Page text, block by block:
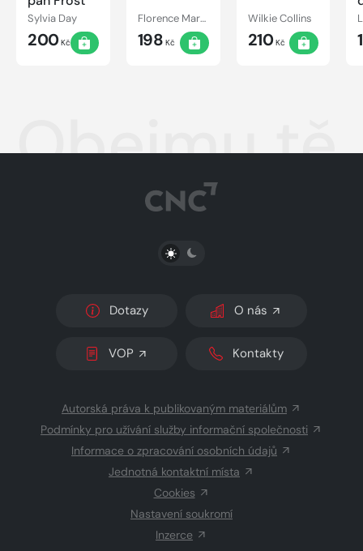
Sylvia Day
200Kč
Florence Marryat
198 Kč
Wilkie Collins
210Kč
Obejmu tě
PŘEPNOUT SVĚTLÝ/TMAVÝ REŽIM
Dotazy O nás
VOP Kontakty
Autorská práva k publikovaným materiálům
Podmínky pro užívání služby informační společnosti
Informace o zpracování osobních údajů
Jednotná kontaktní místa
Cookies
Nastavení soukromí
Inzerce